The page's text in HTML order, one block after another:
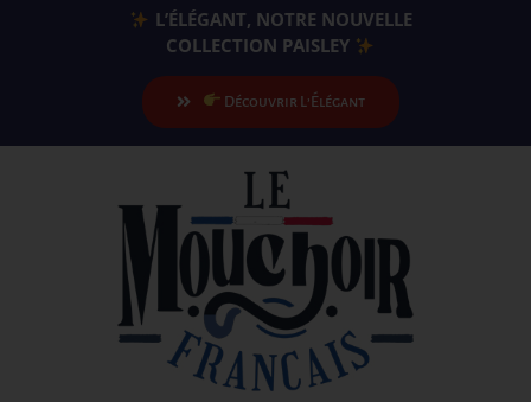
L’ÉLÉGANT, NOTRE NOUVELLE
COLLECTION PAISLEY
Découvrir L’Élégant